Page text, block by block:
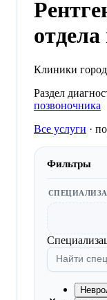
Клиники
Раздел
позвоночника
Все услуги ·
Фильтры